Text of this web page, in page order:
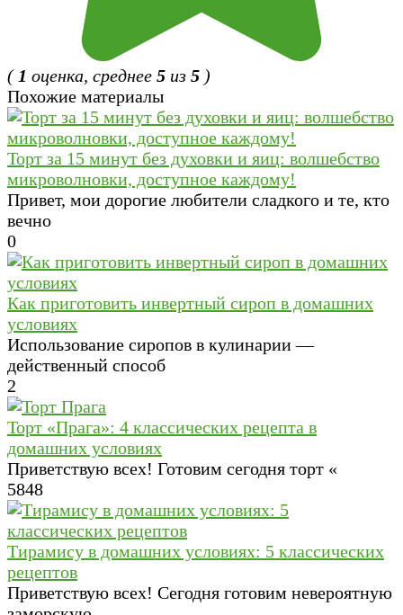
( 1 оценка, среднее 5 из 5 )
Похожие материалы
Торт за 15 минут без духовки и яиц: волшебство
микроволновки, доступное каждому!
Привет, мои дорогие любители сладкого и те, кто
вечно
0
Как приготовить инвертный сироп в домашних
условиях
Использование сиропов в кулинарии —
действенный способ
2
Торт «Прага»: 4 классических рецепта в
домашних условиях
Приветствую всех! Готовим сегодня торт «
5848
Тирамису в домашних условиях: 5 классических
рецептов
Приветствую всех! Сегодня готовим невероятную